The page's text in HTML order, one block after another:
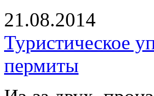
21.08.2014
Туристическое
пермиты